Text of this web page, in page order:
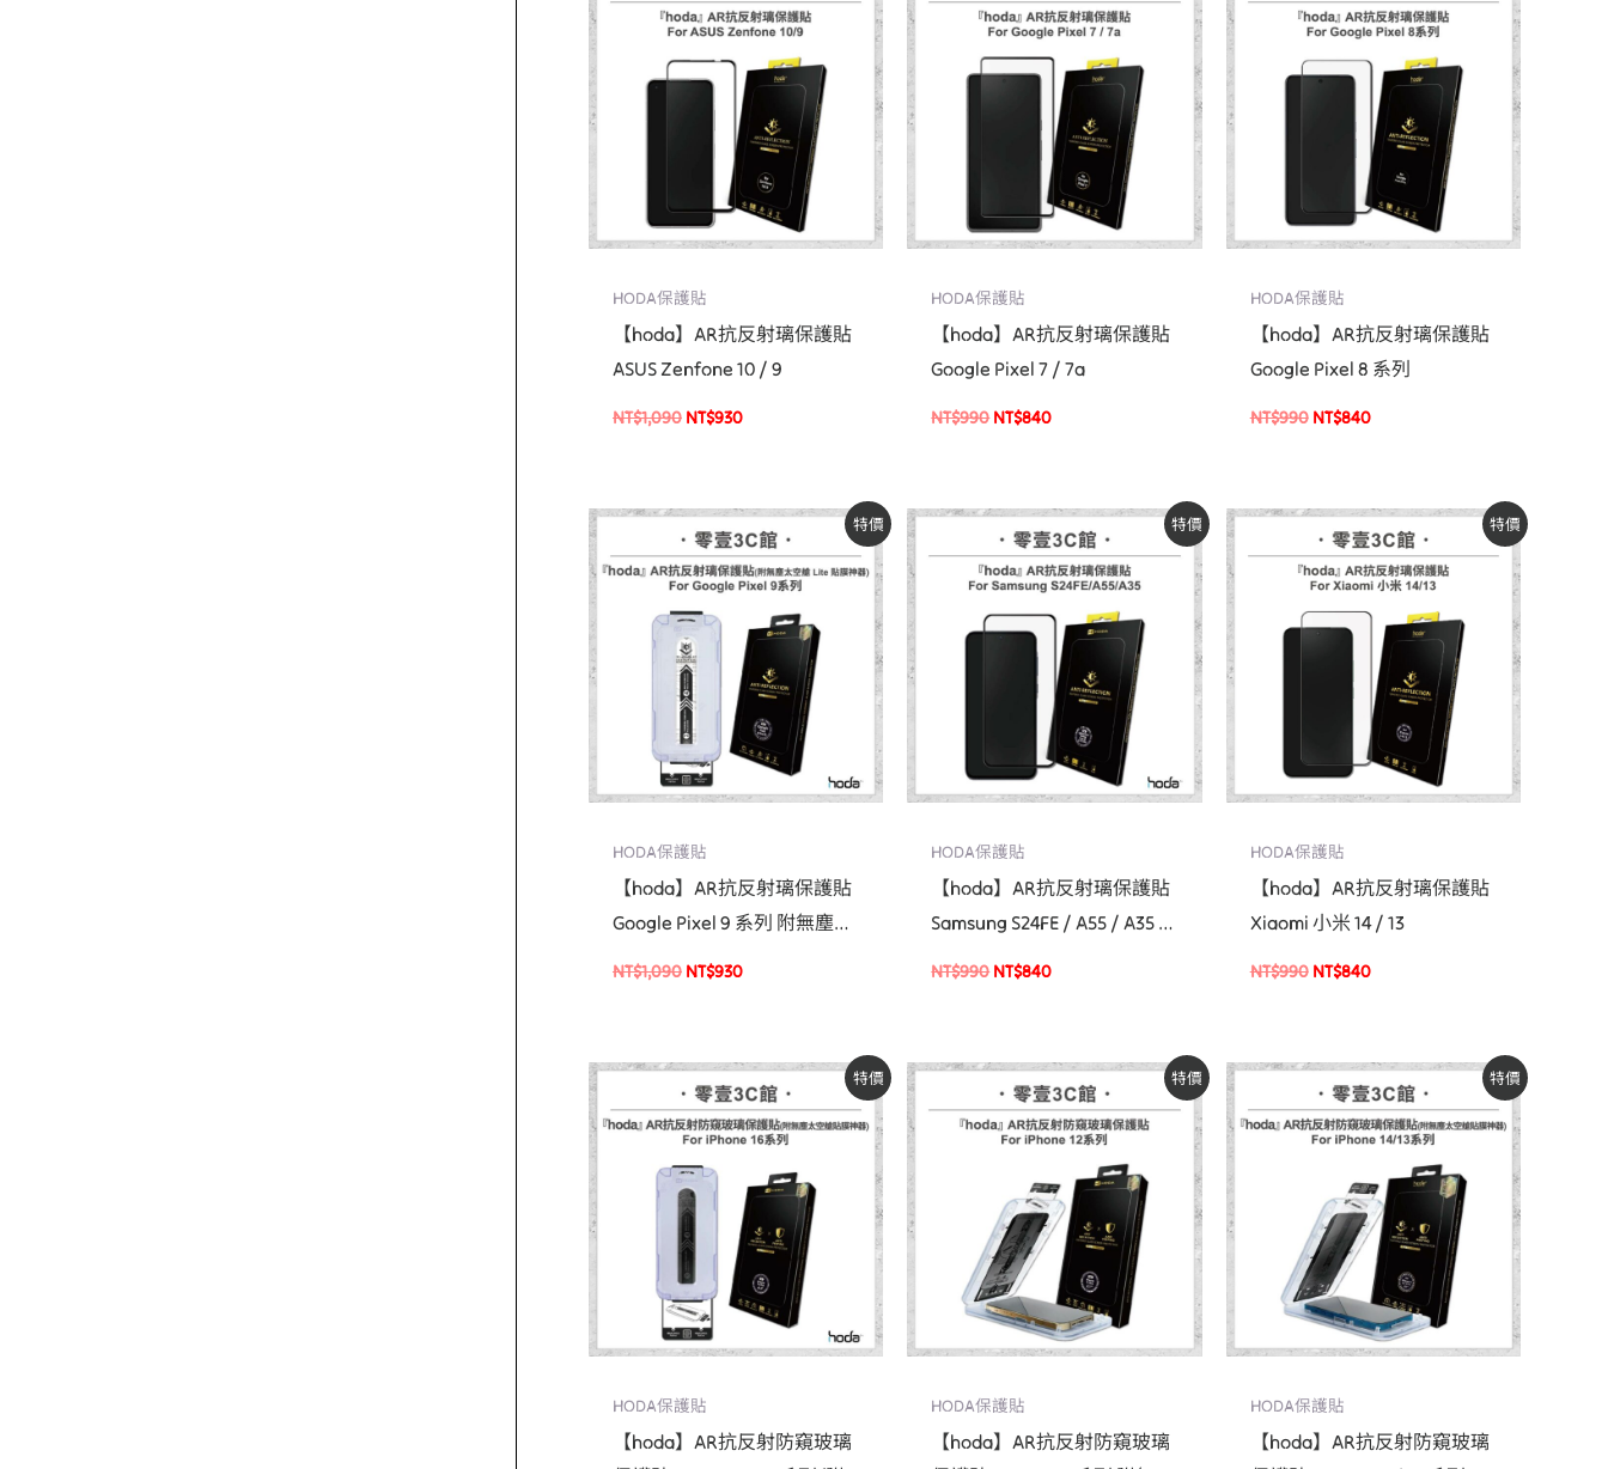
HODA保護貼
【hoda】AR抗反射璃保護貼
ASUS Zenfone 10 / 9
NT$1,090
價
格：
NT$930
價
格：
HODA保護貼
【hoda】AR抗反射璃保護貼
Google Pixel 7 / 7a
NT$990
價
格：
NT$840
價
格：
HODA保護貼
【hoda】AR抗反射璃保護貼
Google Pixel 8 系列
NT$990
價
格：
NT$840
價
格：
特價
HODA保護貼
【hoda】AR抗反射璃保護貼
Google Pixel 9 系列 附無塵太
NT$1,090
原
始
價
格：
NT$930
目
前
價
格：
特價
HODA保護貼
【hoda】AR抗反射璃保護貼
Samsung S24FE / A55 / A35 玻
NT$990
原
始
價
格：
NT$840
目
前
價
格：
特價
HODA保護貼
【hoda】AR抗反射璃保護貼
Xiaomi 小米 14 / 13
NT$990
原
始
價
格：
NT$840
目
前
價
格：
特價
HODA保護貼
【hoda】AR抗反射防窺玻璃
原
始
價
格：
目
前
價
格：
特價
HODA保護貼
【hoda】AR抗反射防窺玻璃
原
始
價
格：
目
前
價
格：
NT$1,010。
特價
HODA保護貼
【hoda】AR抗反射防窺玻璃
原
始
價
格：
目
前
價
格：